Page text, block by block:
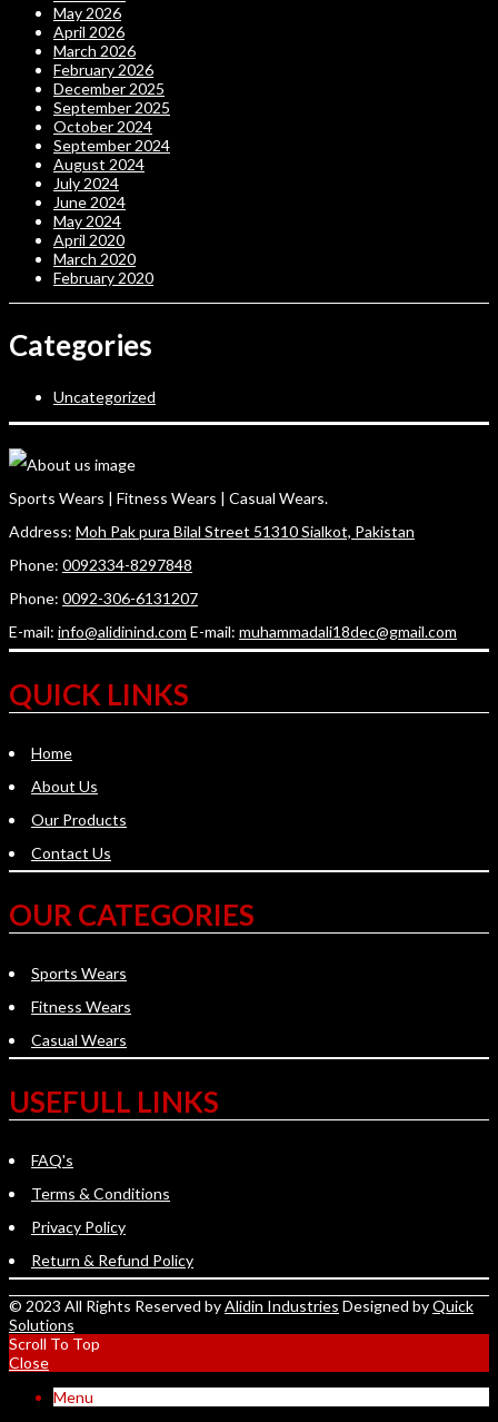
May 2026
April 2026
March 2026
February 2026
December 2025
September 2025
October 2024
September 2024
August 2024
July 2024
June 2024
May 2024
April 2020
March 2020
February 2020
Categories
Uncategorized
Sports Wears | Fitness Wears | Casual Wears.
Address: Moh Pak pura Bilal Street 51310 Sialkot, Pakistan
Phone: 0092334-8297848
Phone: 0092-306-6131207
E-mail: info@alidinind.com E-mail: muhammadali18dec@gmail.com
QUICK LINKS
Home
About Us
Our Products
Contact Us
OUR CATEGORIES
Sports Wears
Fitness Wears
Casual Wears
USEFULL LINKS
FAQ's
Terms & Conditions
Privacy Policy
Return & Refund Policy
© 2023 All Rights Reserved byAlidin Industries Designed byQuick
Solutions
Scroll To Top
Close
Menu